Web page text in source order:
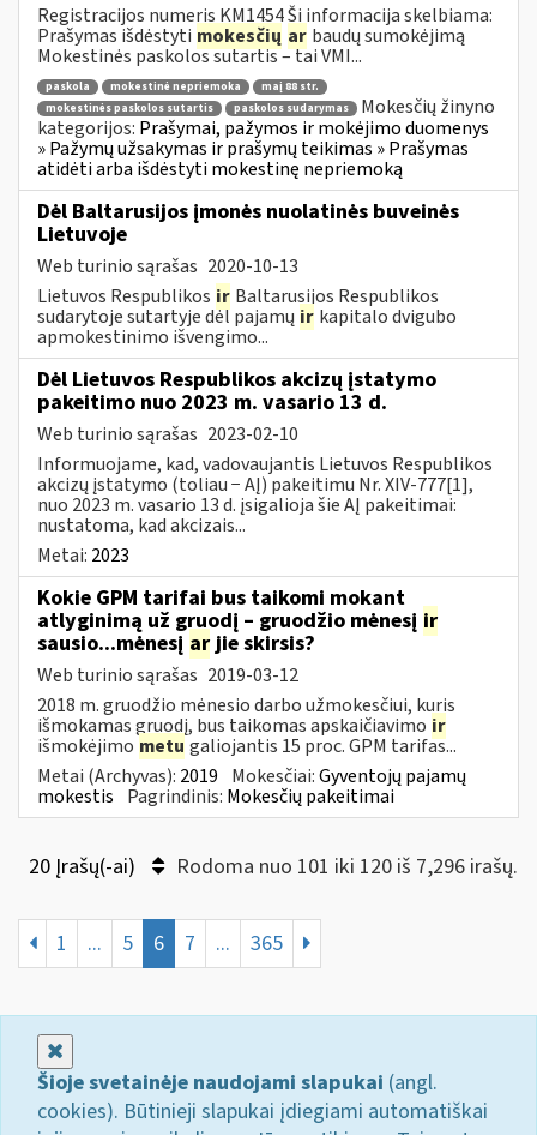
Registracijos numeris KM1454 Ši informacija skelbiama:
Prašymas išdėstyti mokesčių ar baudų sumokėjimą
Mokestinės paskolos sutartis – tai VMI...
paskola mokestinė nepriemoka
maį 88 str.
mokestinės paskolos sutartis
paskolos sudarymas
Mokesčių žinyno
kategorijos: Prašymai, pažymos ir mokėjimo duomenys
» Pažymų užsakymas ir prašymų teikimas » Prašymas
atidėti arba išdėstyti mokestinę nepriemoką
Dėl Baltarusijos įmonės nuolatinės buveinės
Lietuvoje
Web turinio sąrašas 2020-10-13
Lietuvos Respublikos ir Baltarusijos Respublikos
sudarytoje sutartyje dėl pajamų ir kapitalo dvigubo
apmokestinimo išvengimo...
Dėl Lietuvos Respublikos akcizų įstatymo
pakeitimo nuo 2023 m. vasario 13 d.
Web turinio sąrašas 2023-02-10
Informuojame, kad, vadovaujantis Lietuvos Respublikos
akcizų įstatymo (toliau − AĮ) pakeitimu Nr. XIV-777[1],
nuo 2023 m. vasario 13 d. įsigalioja šie AĮ pakeitimai:
nustatoma, kad akcizais...
Metai: 2023
Kokie GPM tarifai bus taikomi mokant
atlyginimą už gruodį – gruodžio mėnesį ir
sausio...mėnesį arjie skirsis?
Web turinio sąrašas 2019-03-12
2018 m. gruodžio mėnesio darbo užmokesčiui, kuris
išmokamas gruodį, bus taikomas apskaičiavimo ir
išmokėjimo metu galiojantis 15 proc. GPM tarifas...
Metai (Archyvas): 2019 Mokesčiai:Gyventojų pajamų
mokestis Pagrindinis: Mokesčių pakeitimai
20 Įrašų(-ai) Rodoma nuo 101 iki 120 iš 7,296 irašų.
1 ... 5 6 7 ... 365
Šioje svetainėje naudojami slapukai (angl.
cookies). Būtinieji slapukai įdiegiami automatiškai